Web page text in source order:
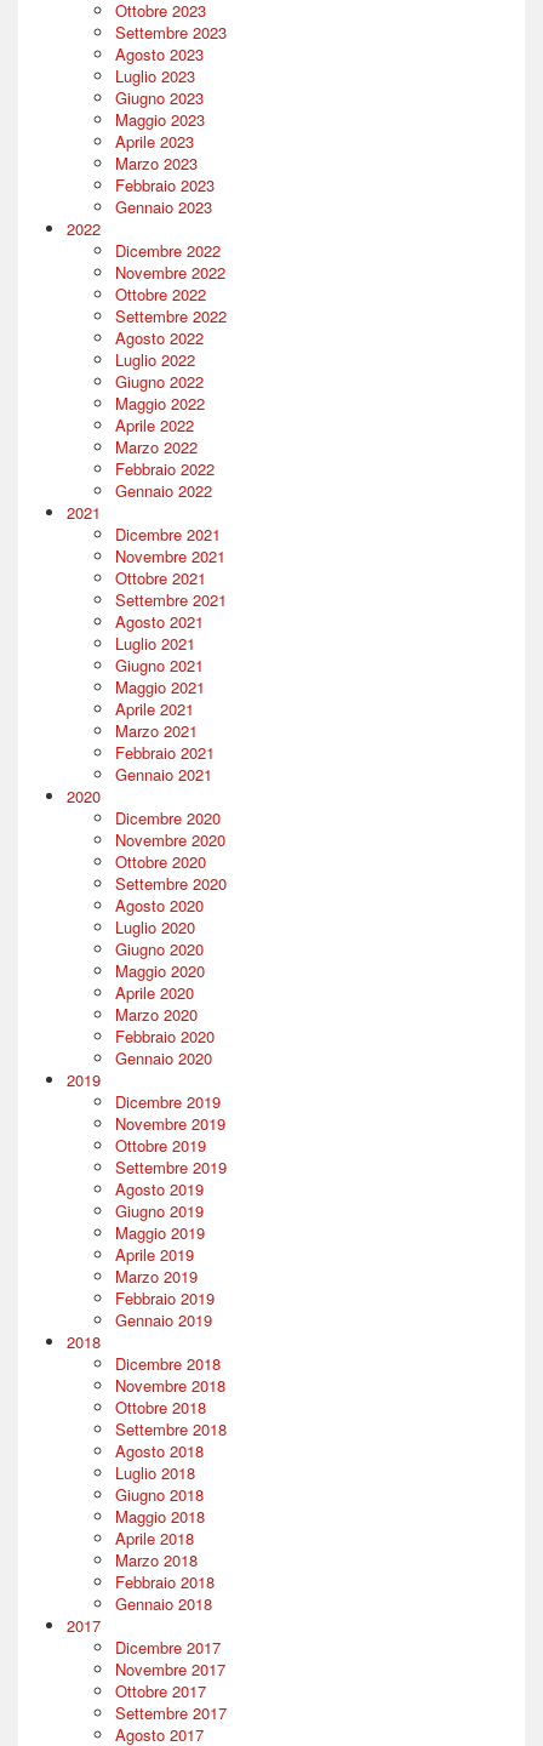
Ottobre 2023
Settembre 2023
Agosto 2023
Luglio 2023
Giugno 2023
Maggio 2023
Aprile 2023
Marzo 2023
Febbraio 2023
Gennaio 2023
2022
Dicembre 2022
Novembre 2022
Ottobre 2022
Settembre 2022
Agosto 2022
Luglio 2022
Giugno 2022
Maggio 2022
Aprile 2022
Marzo 2022
Febbraio 2022
Gennaio 2022
2021
Dicembre 2021
Novembre 2021
Ottobre 2021
Settembre 2021
Agosto 2021
Luglio 2021
Giugno 2021
Maggio 2021
Aprile 2021
Marzo 2021
Febbraio 2021
Gennaio 2021
2020
Dicembre 2020
Novembre 2020
Ottobre 2020
Settembre 2020
Agosto 2020
Luglio 2020
Giugno 2020
Maggio 2020
Aprile 2020
Marzo 2020
Febbraio 2020
Gennaio 2020
2019
Dicembre 2019
Novembre 2019
Ottobre 2019
Settembre 2019
Agosto 2019
Giugno 2019
Maggio 2019
Aprile 2019
Marzo 2019
Febbraio 2019
Gennaio 2019
2018
Dicembre 2018
Novembre 2018
Ottobre 2018
Settembre 2018
Agosto 2018
Luglio 2018
Giugno 2018
Maggio 2018
Aprile 2018
Marzo 2018
Febbraio 2018
Gennaio 2018
2017
Dicembre 2017
Novembre 2017
Ottobre 2017
Settembre 2017
Agosto 2017